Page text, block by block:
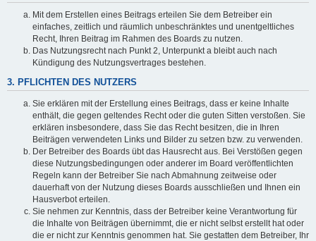
Mit dem Erstellen eines Beitrags erteilen Sie dem Betreiber ein
einfaches, zeitlich und räumlich unbeschränktes und unentgeltliches
Recht, Ihren Beitrag im Rahmen des Boards zu nutzen.
Das Nutzungsrecht nach Punkt 2, Unterpunkt a bleibt auch nach
Kündigung des Nutzungsvertrages bestehen.
3. PFLICHTEN DES NUTZERS
Sie erklären mit der Erstellung eines Beitrags, dass er keine Inhalte
enthält, die gegen geltendes Recht oder die guten Sitten verstoßen. Sie
erklären insbesondere, dass Sie das Recht besitzen, die in Ihren
Beiträgen verwendeten Links und Bilder zu setzen bzw. zu verwenden.
Der Betreiber des Boards übt das Hausrecht aus. Bei Verstößen gegen
diese Nutzungsbedingungen oder anderer im Board veröffentlichten
Regeln kann der Betreiber Sie nach Abmahnung zeitweise oder
dauerhaft von der Nutzung dieses Boards ausschließen und Ihnen ein
Hausverbot erteilen.
Sie nehmen zur Kenntnis, dass der Betreiber keine Verantwortung für
die Inhalte von Beiträgen übernimmt, die er nicht selbst erstellt hat oder
die er nicht zur Kenntnis genommen hat. Sie gestatten dem Betreiber, Ihr